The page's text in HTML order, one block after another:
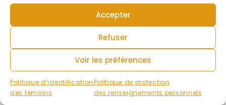
Accepter
Refuser
Voir les préférences
Politique d’identification
des témoins
Politique de protection
des renseignements personnels
Région administrative :
Matières résiduelles
Année scolaire :
2025-2026